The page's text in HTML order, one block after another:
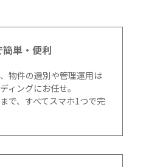
単・便利
物件の選別や管理運用は
ィングにお任せ。
で、すべてスマホ1つで完